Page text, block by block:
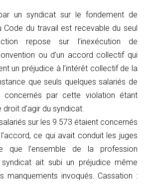
un syndicat sur le fondement de
Code du travail est recevable du seul
repose sur l’inexécution de
ou d’un accord collectif qui
un préjudice à l’intérêt collectif de la
que seuls quelques salariés de
concernés par cette violation étant
d’agir du syndicat.
sur les 9 573 étaient concernés
ce qui avait conduit les juges
que l’ensemble de la profession
ait subi un préjudice même
manquements invoqués. Cassation :